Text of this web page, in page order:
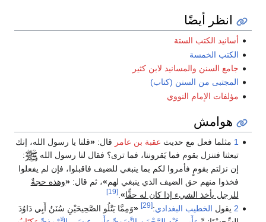
انظر أيضًا
أسانيد الكتب الستة
الكتب الخمسة
جامع السنن والمسانيد لابن كثير
المجتبى من السنن (كتاب)
مؤلفات الإمام النووي
هوامش
1 مثلما فعل مع حديث عقبة بن عامر قال:«قلنا يا رسول الله، إنك
تبعثنا فننزل بقوم فما يَقروننا، فما ترى؟ فقال لنا رسول الله
:
إن نزلتم بقومٍ فأمروا لكم بما ينبغي للضيف فاقبلوا، فإن لم يفعلوا
فخذوا منهم حق الضيف الذي ينبغي لهم»، ثم قال:«وهذه حجةٌ
للرجل يأخذ الشيء إذا كان له حقًّا»
.
[19]
2 يقول الخطيب البغدادي:
[29]
«وَمِمَّا يَتْلُو الصَّحِيحَيْنِ سُنَنُ أَبِي دَاوُدَ